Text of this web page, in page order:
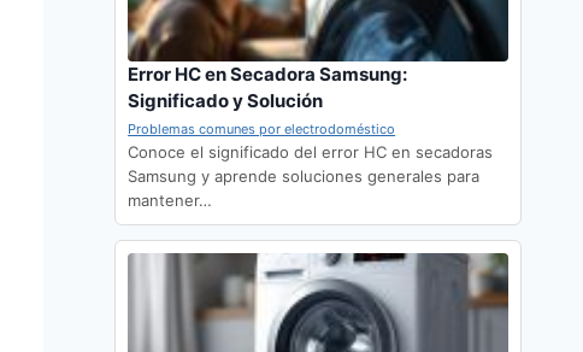
Error HC en Secadora Samsung:
Significado y Solución
Problemas comunes por electrodoméstico
Conoce el significado del error HC en secadoras
Samsung y aprende soluciones generales para
mantener…